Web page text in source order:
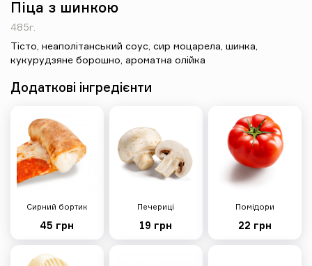
Піца з шинкою
485г.
Тісто неаполітанський соус сир моцарела шинка
кукурудзяне борошно
ароматна олійка
Додаткові інгредієнти
Сирний бортик
45 грн
Печериці
19 грн
Помідори
22 грн
Тісто, неаполітанський соус, сир
моцарела, шинка, салямі мілано,
перець болгарський, печериці,
сир дор-блю, кукурудзяне
борошно